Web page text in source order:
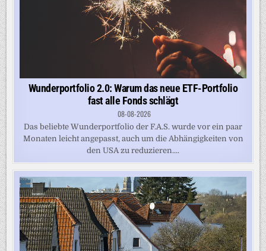
Wunderportfolio 2.0: Warum das neue ETF-Portfolio
fast alle Fonds schlägt
08-08-2026
Das beliebte Wunderportfolio der F.A.S. wurde vor ein paar
Monaten leicht angepasst, auch um die Abhängigkeiten von
den USA zu reduzieren....